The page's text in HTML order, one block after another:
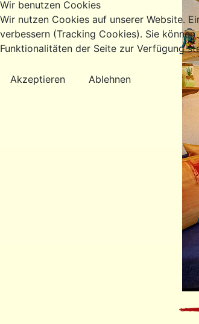
Wir benutzen Cookies
Wir nutzen Cookies auf unserer Website.
verbessern (Tracking Cookies). Sie
Funktionalitäten der Seite zur Verfügung
Akzeptieren Ablehnen